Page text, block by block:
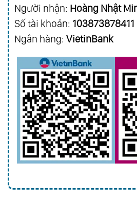
Người nhận: Hoàng Nhật
Số tài khoản: 103873878411
Ngân hàng: VietinBank